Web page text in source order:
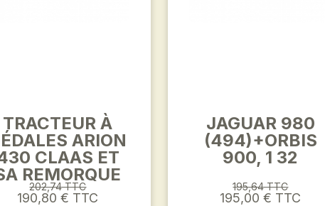
TRACTEUR À
ARION
CLAAS ET
REMORQUE
202,74 TTC
190,80 € TTC
JAGUAR 980
(494)+ORBIS
900, 1 32
195,64 TTC
195,00 € TTC